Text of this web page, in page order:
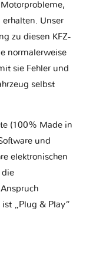
erhalten. Unser
zu diesen KFZ-
normalerweise
sie Fehler und
selbst
(100% Made in
und
elektronischen
die
„Plug & Play“